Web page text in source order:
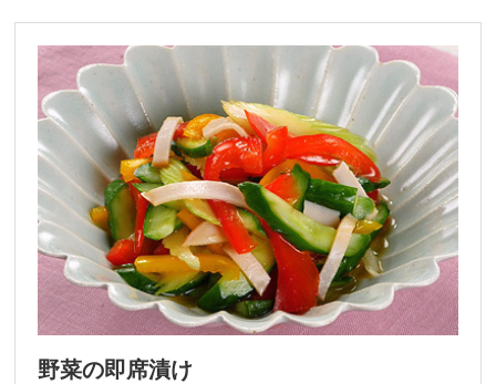
野菜の即席漬け